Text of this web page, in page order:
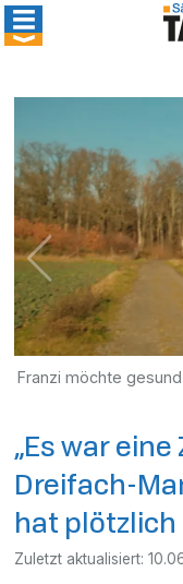
Franzi möchte
„Es war
Dreifach-
hat plötzlich
Zuletzt aktualisiert: